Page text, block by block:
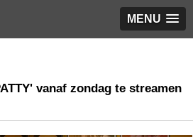
MENU
vanaf zondag te streamen